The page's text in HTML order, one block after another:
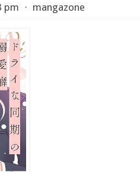
pm ⋅ mangazone